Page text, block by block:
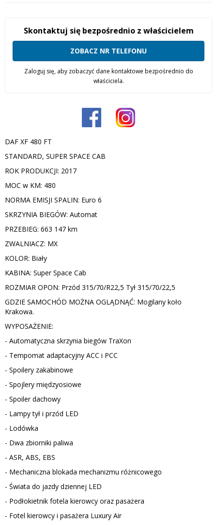
Skontaktuj się bezpośrednio z właścicielem
ZOBACZ NR TELEFONU
Zaloguj się, aby zobaczyć dane kontaktowe bezpośrednio do
właściciela.
DAF XF 480 FT
STANDARD, SUPER SPACE CAB
ROK PRODUKCJI: 2017
MOC w KM: 480
NORMA EMISJI SPALIN: Euro 6
SKRZYNIA BIEGÓW: Automat
PRZEBIEG: 663 147 km
ZWALNIACZ: MX
KOLOR: Biały
KABINA: Super Space Cab
ROZMIAR OPON: Przód 315/70/R22,5 Tył 315/70/22,5
GDZIE SAMOCHÓD MOŻNA OGLĄDNĄĆ: Mogilany koło
Krakowa.
WYPOSAŻENIE:
- Automatyczna skrzynia biegów TraXon
- Tempomat adaptacyjny ACC i PCC
- Spoilery zakabinowe
- Spojlery międzyosiowe
- Spoiler dachowy
- Lampy tył i przód LED
- Lodówka
- Dwa zbiorniki paliwa
- ASR, ABS, EBS
- Mechaniczna blokada mechanizmu różnicowego
- Świata do jazdy dziennej LED
- Podłokietnik fotela kierowcy oraz pasażera
- Fotel kierowcy i pasażera Luxury Air